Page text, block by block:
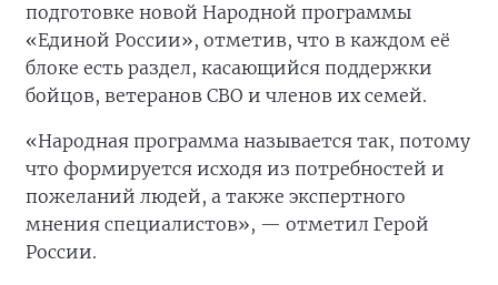
подготовке новой Народной программы
«Единой России», отметив, что в каждом её
блоке есть раздел, касающийся поддержки
бойцов, ветеранов СВО и членов их семей.
«Народная программа называется так, потому
что формируется исходя из потребностей и
пожеланий людей, а также экспертного
мнения специалистов», — отметил Герой
России.